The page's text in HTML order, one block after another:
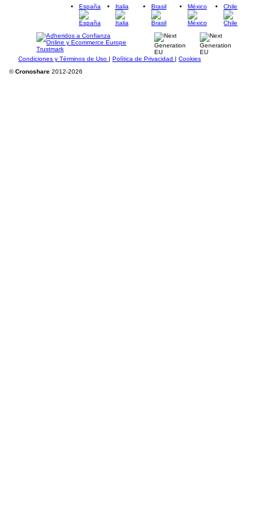
España
Italia Brasil México Chile
Condiciones y Términos de Uso | Política de Privacidad | Cookies
©Cronoshare 2012-2026